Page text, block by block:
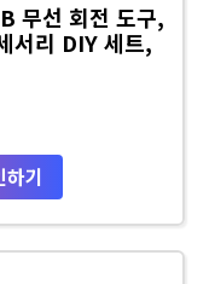
무선 회전 도구,
서리 DIY 세트,
기